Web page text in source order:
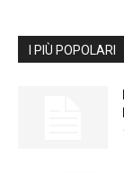
I PIÙ POPOLARI